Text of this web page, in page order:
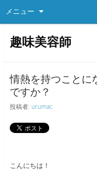
メニュー
趣味美容師
情熱を持つことに
ですか？
投稿者: urumac
こんにちは！